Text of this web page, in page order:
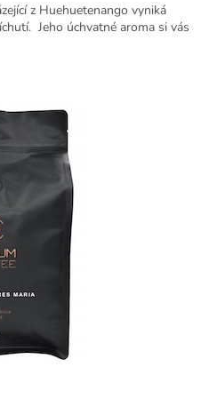
z Huehuetenango vyniká
Jeho úchvatné aroma si vás